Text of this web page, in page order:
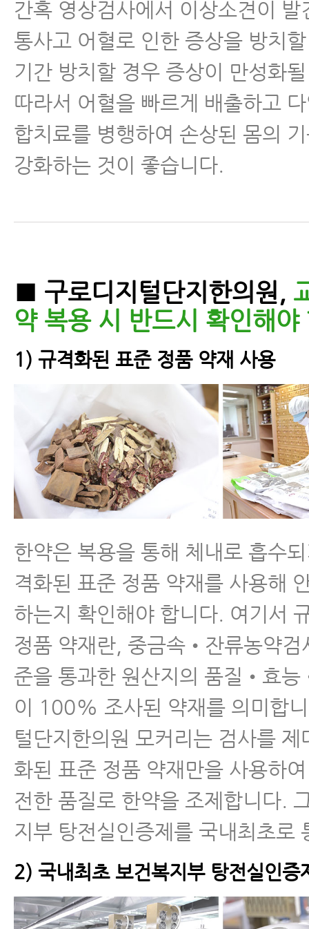
간혹 영상검사에서 이상소견이 발
통사고 어혈로 인한 증상을 방치
기간 방치할 경우 증상이 만성화
따라서 어혈을 빠르게 배출하고
합치료를 병행하여 손상된 몸의
강화하는 것이 좋습니다.
■ 구로디지털단지한의원,
약 복용 시 반드시 확인해야
1) 규격화된 표준 정품 약재 사용
한약은 복용을 통해 체내로 흡수
격화된 표준 정품 약재를 사용해
하는지 확인해야 합니다. 여기서
정품 약재란, 중금속•잔류농약검
준을 통과한 원산지의 품질•효
이 100% 조사된 약재를 의미합
털단지한의원 모커리는 검사를 제
화된 표준 정품 약재만을 사용하
전한 품질로 한약을 조제합니다.
지부 탕전실인증제를 국내최초로
2) 국내최초 보건복지부 탕전실인증